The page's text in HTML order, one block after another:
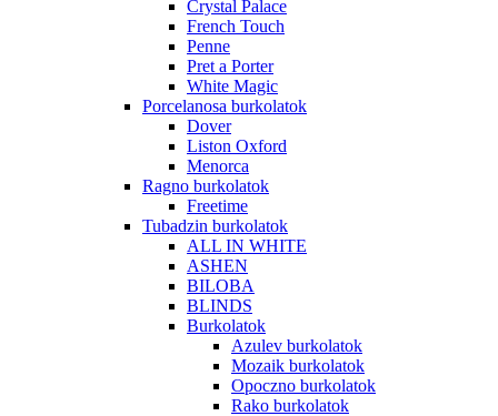
Crystal Palace
French Touch
Penne
Pret a Porter
White Magic
Porcelanosa burkolatok
Dover
Liston Oxford
Menorca
Ragno burkolatok
Freetime
Tubadzin burkolatok
ALL IN WHITE
ASHEN
BILOBA
BLINDS
Burkolatok
Azulev burkolatok
Mozaik burkolatok
Opoczno burkolatok
Rako burkolatok